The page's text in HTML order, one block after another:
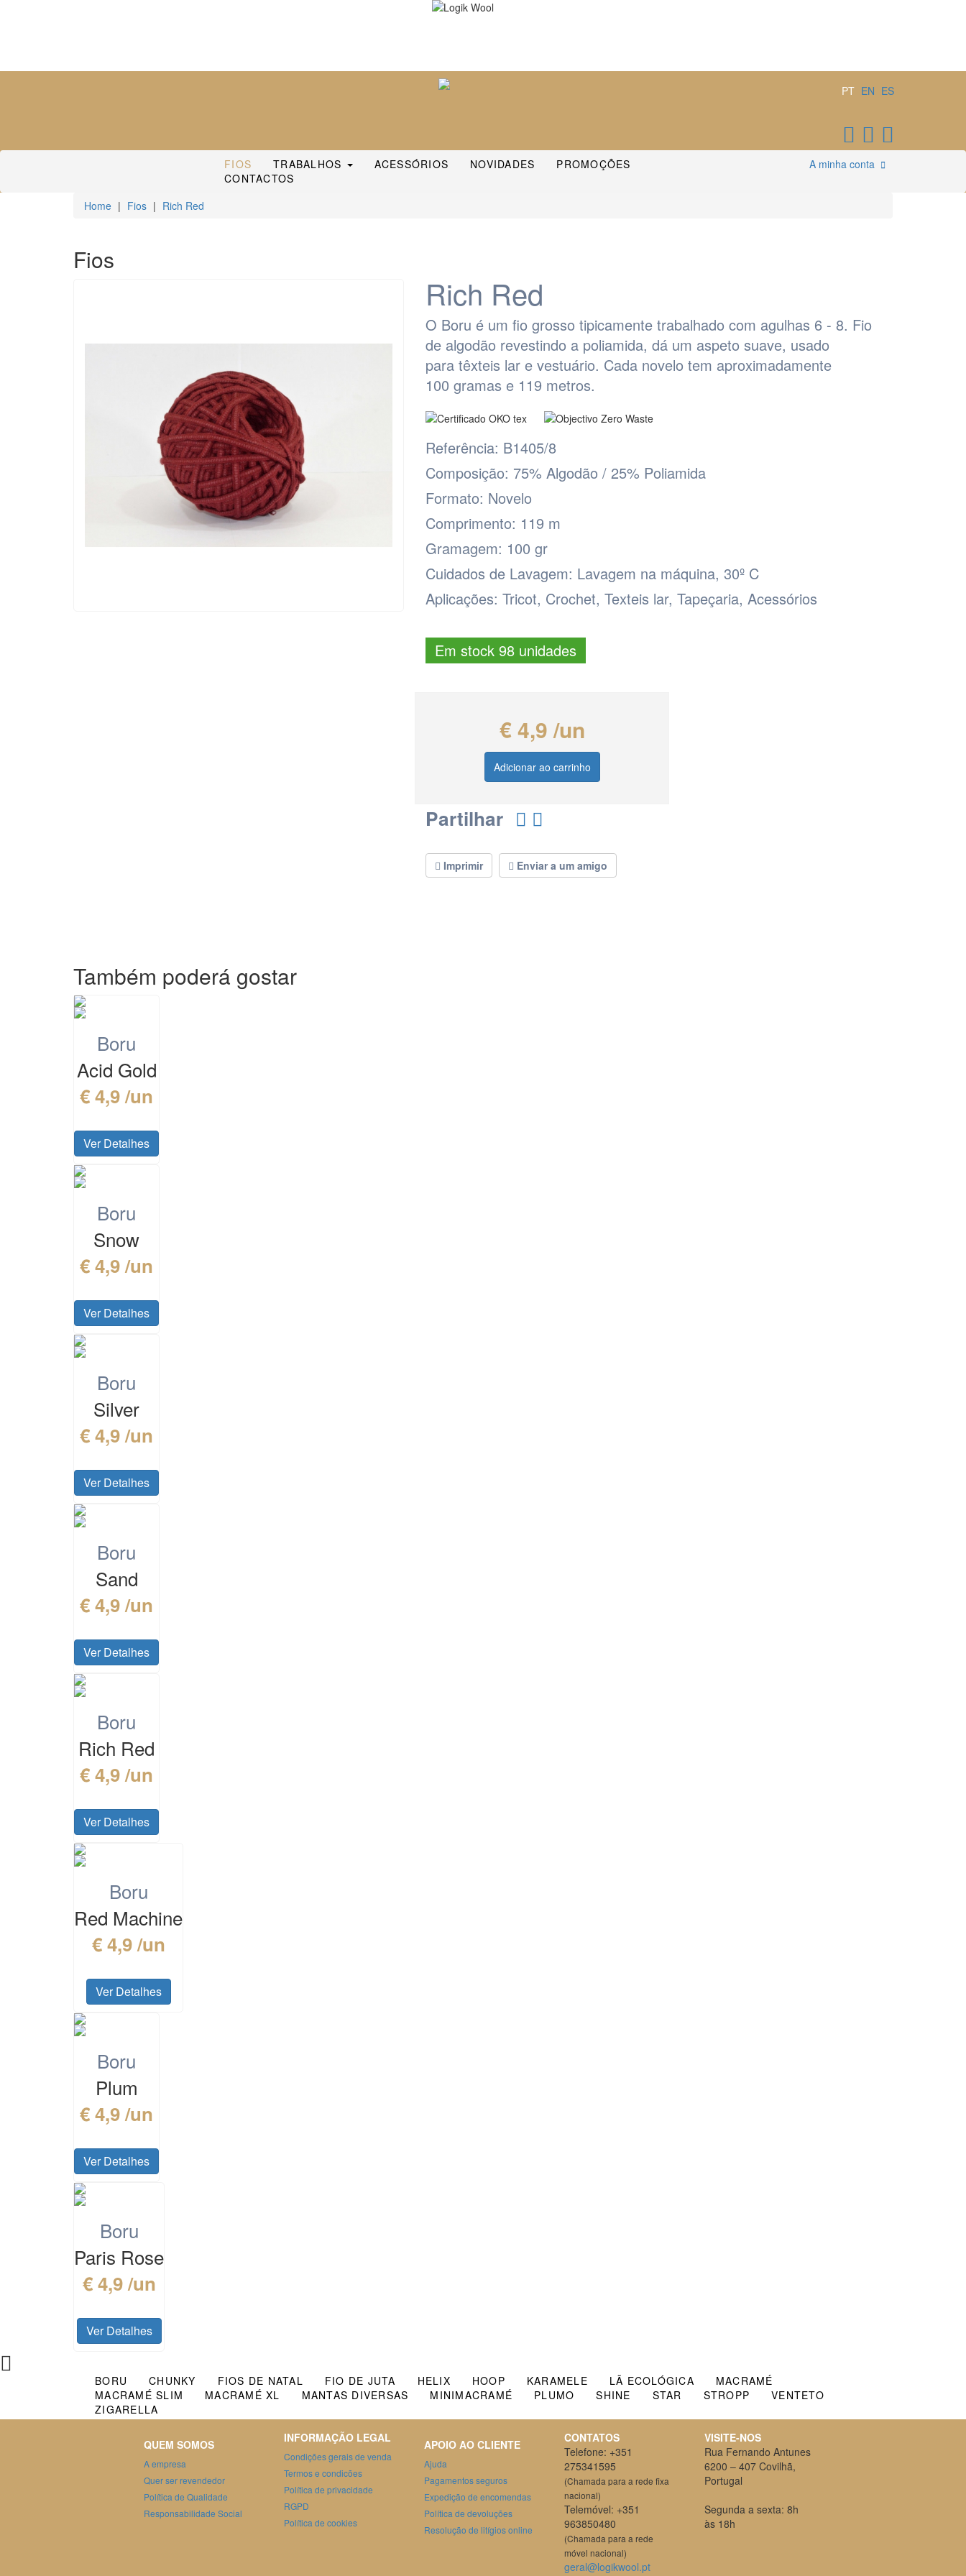
PT EN ES
FIOS TRABALHOS ACESSÓRIOS NOVIDADES
PROMOÇÕES
CONTACTOS
A minha conta
Home | Fios | Rich Red
Fios
Rich Red
O Boru é um fio grosso tipicamente trabalhado com agulhas 6 - 8. Fio
de algodão revestindo a poliamida, dá um aspeto suave, usado
para têxteis lar e vestuário. Cada novelo tem aproximadamente
100 gramas e 119 metros.
Referência: B1405/8
Composição: 75% Algodão / 25% Poliamida
Formato: Novelo
Comprimento: 119 m
Gramagem: 100 gr
Cuidados de Lavagem: Lavagem na máquina, 30º C
Aplicações: Tricot, Crochet, Texteis lar, Tapeçaria, Acessórios
Em stock 98 unidades
€ 4,9 /un
Adicionar ao carrinho
Partilhar
Imprimir Enviar a um amigo
Também poderá gostar
Boru
Acid Gold
€ 4,9 /un
Ver Detalhes
Boru
Snow
€ 4,9 /un
Ver Detalhes
Boru
Silver
€ 4,9 /un
Ver Detalhes
Boru
Sand
€ 4,9 /un
Ver Detalhes
Boru
Rich Red
€ 4,9 /un
Ver Detalhes
Boru
Red Machine
€ 4,9 /un
Ver Detalhes
Boru
Plum
€ 4,9 /un
Ver Detalhes
Boru
Paris Rose
€ 4,9 /un
Ver Detalhes
BORU CHUNKY FIOS DE NATAL FIO DE JUTA HELIX HOOP KARAMELE LÃ ECOLÓGICA
MACRAMÉ
MACRAMÉ SLIM
MACRAMÉ XL MANTAS DIVERSAS MINIMACRAMÉ PLUMO SHINE STAR STROPP
VENTETO
ZIGARELLA
QUEM SOMOS
A empresa
Quer ser revendedor
Política de Qualidade
Responsabilidade Social
INFORMAÇÃO LEGAL
Condições gerais de venda
Termos e condicões
Política de privacidade
RGPD
Política de cookies
APOIO AO CLIENTE
Ajuda
Pagamentos seguros
Expedição de encomendas
Política de devoluções
Resolução de litígios online
CONTATOS
Telefone: +351
275341595
(Chamada para a rede fixa
nacional)
Telemóvel: +351
963850480
(Chamada para a rede
móvel nacional)
geral@logikwool.pt
VISITE-NOS
Rua Fernando Antunes
6200 – 407 Covilhã,
Portugal
Segunda a sexta: 8h
às 18h